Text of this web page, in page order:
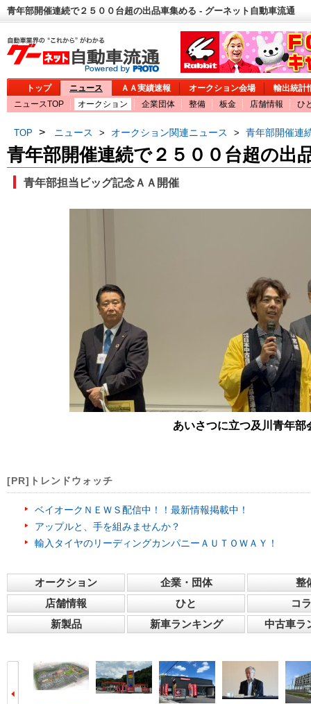
青年部開催連続で２５００台超の出品車集める - グーネット自動車流通
トップ ニュース ＡＡ実績速報 オークション会場
輸出統計
ニュースTOP
オークション 企業団体 整備 板金 店舗情報 ひ
TOP > ニュース > オークション関連ニュース > 青年部開催連
青年部開催連続で２５００台超の出
青年部担当ビッグ記念ＡＡ開催
あいさつに立つ及川青年部
[PR]トレンドウォッチ
ベイオークＮＥＷＳ配信中！！最新情報掲載中！
アップルと、手を組みませんか？
輸入タイヤのリーディングカンパニーＡＵＴＯＷＡＹ！
オークション 企業・団体
整
店舗情報
ひと
コ
新製品
新車ランキング 中古車ラ